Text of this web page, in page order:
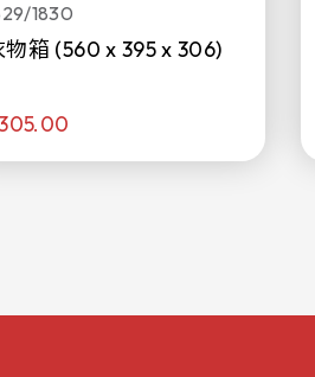
1830
物箱 (560 x 395 x 306)